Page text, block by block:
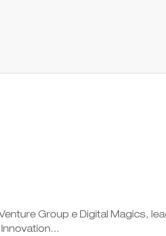
Group e Digital Magics,